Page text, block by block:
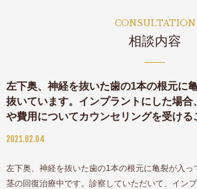
CONSULTATION
相談内容
左下奥、神経を抜いた歯の1本の根元に
抜いています。インプラントにした場合
や費用についてカウンセリングを受ける
2021.02.04
左下奥、神経を抜いた歯の1本の根元に亀裂が入っ
茎の回復治療中です。診察していただいて、イン